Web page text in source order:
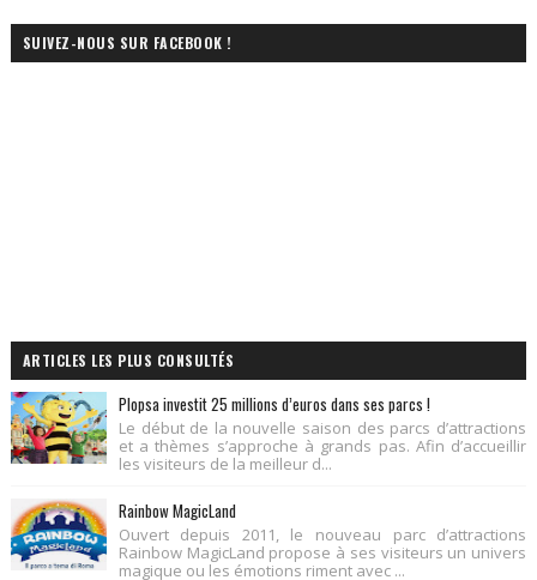
SUIVEZ-NOUS SUR FACEBOOK !
ARTICLES LES PLUS CONSULTÉS
Plopsa investit 25 millions d’euros dans ses parcs !
Le début de la nouvelle saison des parcs d’attractions
et a thèmes s’approche à grands pas. Afin d’accueillir
les visiteurs de la meilleur d...
Rainbow MagicLand
Ouvert depuis 2011, le nouveau parc d’attractions
Rainbow MagicLand propose à ses visiteurs un univers
magique ou les émotions riment avec ...